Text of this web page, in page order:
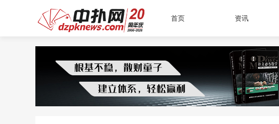
首页 资讯